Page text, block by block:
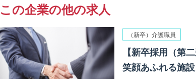
この企業の他の求人
（新卒）介護職員
【新卒採用（第
笑顔あふれる施